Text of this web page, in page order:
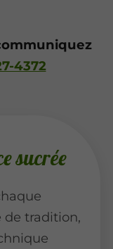
4372
sucrée
de tradition,